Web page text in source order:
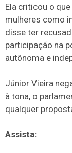
Ela criticou o
mulheres como
disse ter
participação na
autônoma e
Júnior Vieira
à tona, o
qualquer
Assista: